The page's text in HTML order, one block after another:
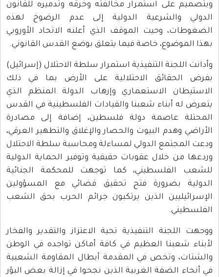
وبتصميم على استمرار مخالفته وخرقه وتدميره للقانون
الدولي والشرعية الدولية إلى عدم الرضوخ لهذه
الضغوطات، وحيت الموقف الذي أعلنه الاتحاد الأوروبي
بهذا الموضوع، خاصة فيما يتعلق بوضع القدس القانوني.
وأدانت اللجنة التنفيذية استمرار سلطة الاحتلال (إسرائيل)
بفرض الحقائق الاحتلالية على الأرض بما في ذلك
الاستيطان الاستعماري وإرهاب الدولة المنظم الذي
يتعرض له أبناء شعبنا والقيادات الفلسطينية في القدس
المحتلة عاصمة دولة فلسطين، إضافة إلى مصادرة
الأراضي وهدم البيوت والحصار والإغلاق والتطهير العرقي،
ودعت المجتمع الدولي لمساءلة ومحاسبة سلطة الاحتلال
وردعها من خلال عقوبات حقيقية وتوفير الحماية الدولية
للشعب الفلسطيني، كما توجهت للمحكمة الجنائية
الدولية بضرورة فتح تحقيق قضائي مع المسؤولين
الإسرائيليين الذين يرتكبون جرائم الحرب بحق الشعب
الفلسطيني.
ووجهت اللجنة التنفيذية تحية الاعتزاز والتقدير والفخار
لأبناء شعبنا العظيم في كافة أماكن تواجده في الوطن
والشتات، وتخص في المقدمة أبطال المقاومة الشعبية
في أنحاء الضفة الغربية الذين نجحوا في إزالة بعض البؤر